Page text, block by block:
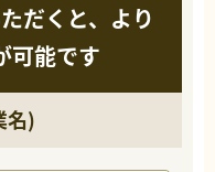
だくと、より
可能です
名)